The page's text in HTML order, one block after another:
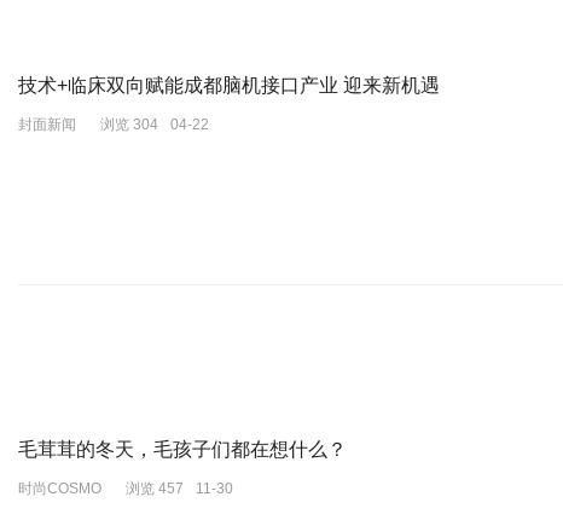
是寻找慵懒感的出口。
技术+临床双向赋能成都脑机接口产业 迎来新机遇
封面新闻 浏览 304 04-22
毛茸茸的冬天，毛孩子们都在想什么？
时尚COSMO 浏览 457 11-30